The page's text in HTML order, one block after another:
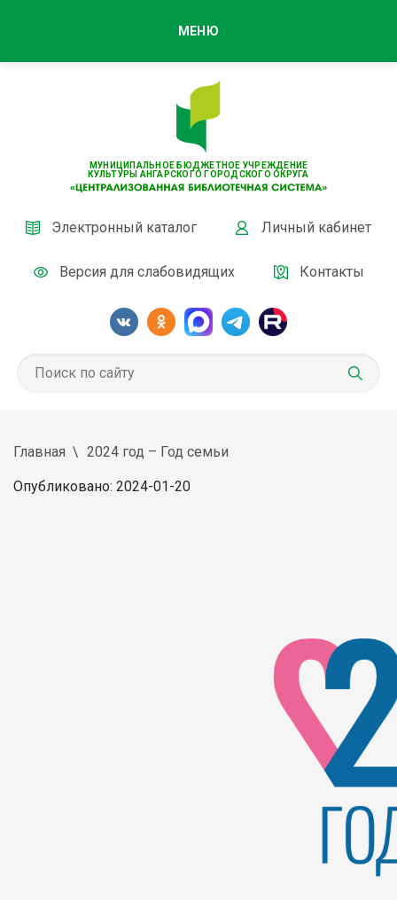
МУНИЦИПАЛЬНОЕ БЮДЖЕТНОЕ УЧРЕЖДЕНИЕ
КУЛЬТУРЫ АНГАРСКОГО ГОРОДСКОГО ОКРУГА
Электронный каталог Личный кабинет
Версия для слабовидящих Контакты
МЕНЮ
Главная 2024 год – Год семьи
Опубликовано: 2024-01-20